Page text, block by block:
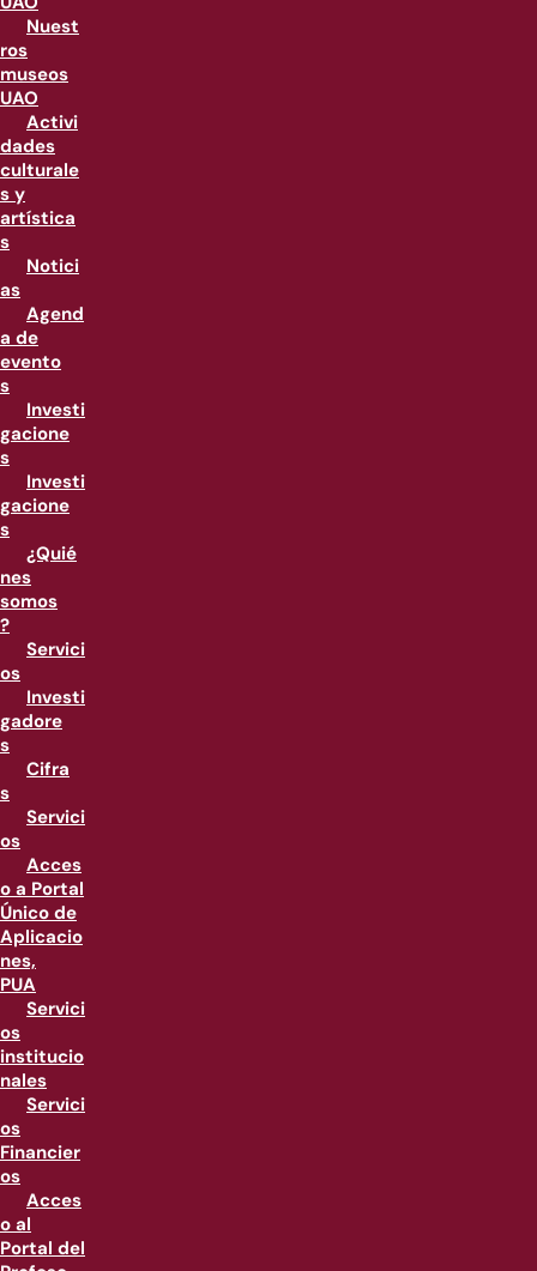
Nuest
ros
museos
UAO
Activi
dades
culturale
s y
artística
s
Notici
as
Agend
a de
evento
s
Investi
gacione
s
Investi
gacione
s
¿Quié
nes
somos
?
Servici
os
Investi
gadore
s
Cifra
s
Servici
os
Acces
o a Portal
Único de
Aplicacio
nes,
PUA
Servici
os
institucio
nales
Servici
os
Financier
os
Acces
o al
Portal del